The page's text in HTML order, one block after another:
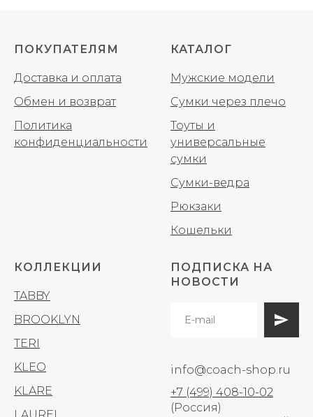
ПОКУПАТЕЛЯМ
Доставка и оплата
Обмен и возврат
Политика
конфиденциальности
КАТАЛОГ
Мужские модели
Сумки через плечо
Тоуты и
универсальные
сумки
Сумки-ведра
Рюкзаки
Кошельки
КОЛЛЕКЦИИ
TABBY
BROOKLYN
TERI
KLEO
KLARE
ПОДПИСКА НА
НОВОСТИ
info@coach-shop.ru
+7 (499) 408-10-02
(Россия)